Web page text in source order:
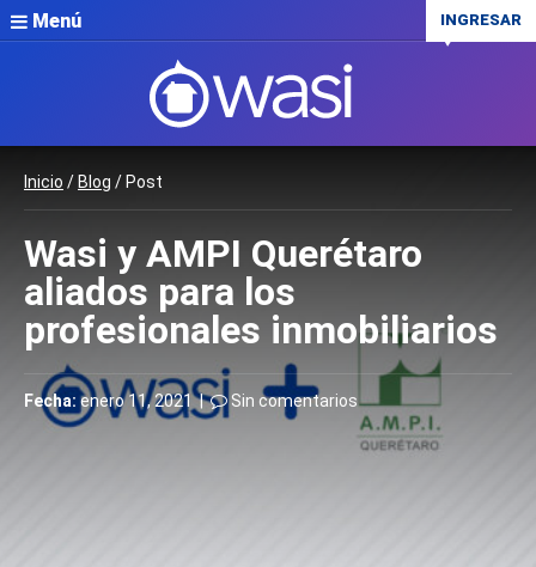
Menú INGRESAR
Inicio / Blog / Post
Wasi y AMPI Querétaro
aliados para los
profesionales inmobiliarios
Fecha: enero 11, 2021 | Sin comentarios